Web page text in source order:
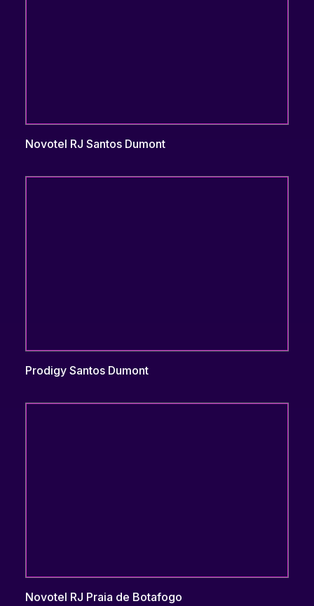
Novotel RJ Santos Dumont
Prodigy Santos Dumont
Novotel RJ Praia de Botafogo